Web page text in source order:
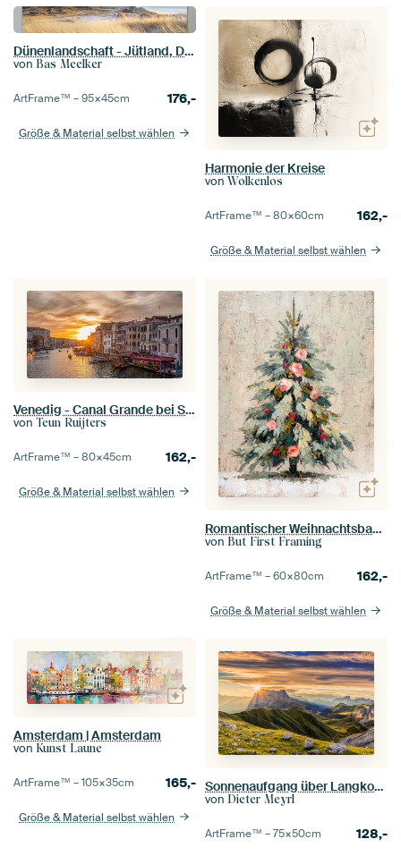
Dünenlandschaft - Jütland, Dänemark
von Bas Meelker
ArtFrame™ –95×45cm 176,-
Größe & Material selbst wählen
Harmonie der Kreise
von Wolkenlos
ArtFrame™ –80×60cm 162,-
Größe & Material selbst wählen
Venedig - Canal Grande bei Sonnenuntergang
von Teun Ruijters
ArtFrame™ –80×45cm 162,-
Größe & Material selbst wählen
Romantischer Weihnachtsbaum mit Rosen in zarten Pastelltönen, gemalt im klassischen Öl-Stil
von But First Framing
ArtFrame™ –60×80cm 162,-
Größe & Material selbst wählen
Amsterdam | Amsterdam
von Kunst Laune
ArtFrame™ –105×35cm 165,-
Größe & Material selbst wählen
Sonnenaufgang über Langkofel und Plattkofel in den Dolomiten
von Dieter Meyrl
ArtFrame™ –75×50cm 128,-